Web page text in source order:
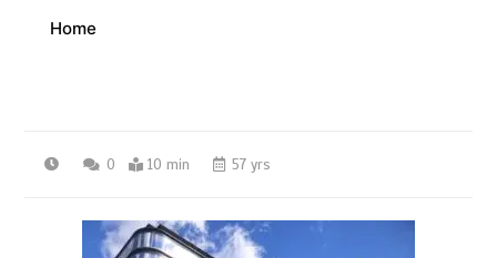
Home
0 10 min 57 yrs